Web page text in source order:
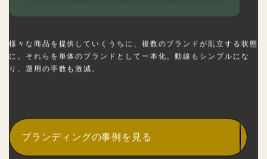
様々な商品を提供していくうちに、複数のブランドが乱立する状態
に。それらを単体のブランドとして一本化。動線もシンプルにな
り、運用の手数も激減。
ブランディングの事例を見る